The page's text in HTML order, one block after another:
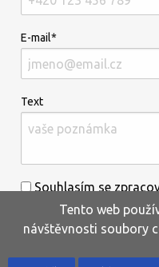
E-mail*
Text
Souhlasím se
informací uvedených
Tento web
návštěvnosti soubory